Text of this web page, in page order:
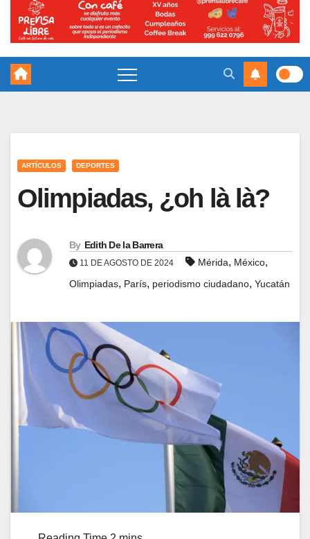
ARTÍCULOS DEPORTES
Olimpiadas, ¿oh là là?
By Edith De la Barrera
11 DE AGOSTO DE 2024 Mérida, México,
Olimpiadas, París, periodismo ciudadano, Yucatán